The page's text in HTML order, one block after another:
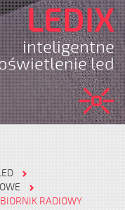
LEDIX
inteligentne
led
RADIOWY